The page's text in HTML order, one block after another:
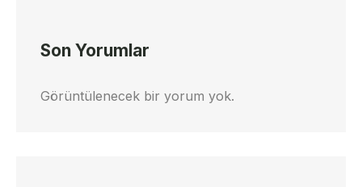
Son Yorumlar
Görüntülenecek bir yorum yok.